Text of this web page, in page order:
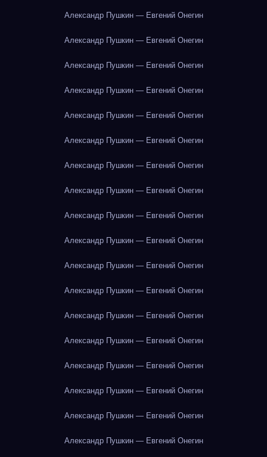
Александр Пушкин — Евгений Онегин
Александр Пушкин — Евгений Онегин
Александр Пушкин — Евгений Онегин
Александр Пушкин — Евгений Онегин
Александр Пушкин — Евгений Онегин
Александр Пушкин — Евгений Онегин
Александр Пушкин — Евгений Онегин
Александр Пушкин — Евгений Онегин
Александр Пушкин — Евгений Онегин
Александр Пушкин — Евгений Онегин
Александр Пушкин — Евгений Онегин
Александр Пушкин — Евгений Онегин
Александр Пушкин — Евгений Онегин
Александр Пушкин — Евгений Онегин
Александр Пушкин — Евгений Онегин
Александр Пушкин — Евгений Онегин
Александр Пушкин — Евгений Онегин
Александр Пушкин — Евгений Онегин